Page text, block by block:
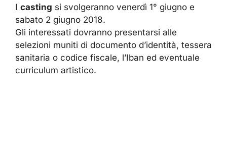
I casting si svolgeranno venerdì 1° giugno e
sabato 2 giugno 2018.
Gli interessati dovranno presentarsi alle
selezioni muniti di documento d’identità, tessera
sanitaria o codice fiscale, l’Iban ed eventuale
curriculum artistico.